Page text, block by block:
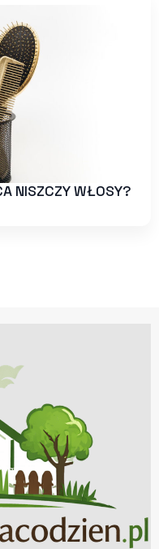
NISZCZY WŁOSY?